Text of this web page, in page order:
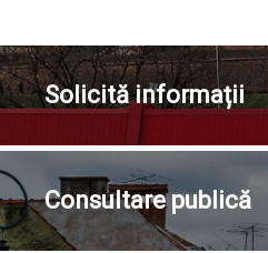
Solicităinformații
Consultarepublică